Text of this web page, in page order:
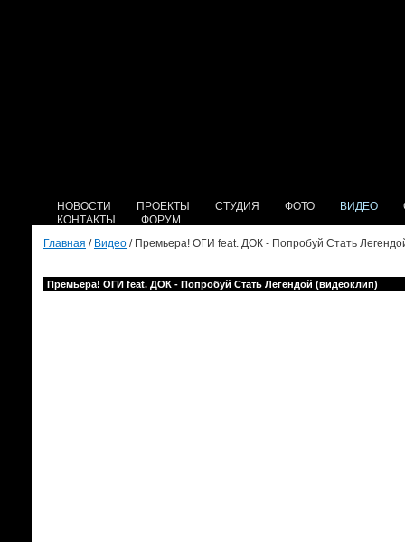
НОВОСТИ ПРОЕКТЫ СТУДИЯ ФОТО ВИДЕО
КОНТАКТЫ
ФОРУМ
Главная / Видео / Премьера! ОГИ feat. ДОК - Попробуй Стать
Премьера! ОГИ feat. ДОК - Попробуй Стать Легендой (видеоклип)